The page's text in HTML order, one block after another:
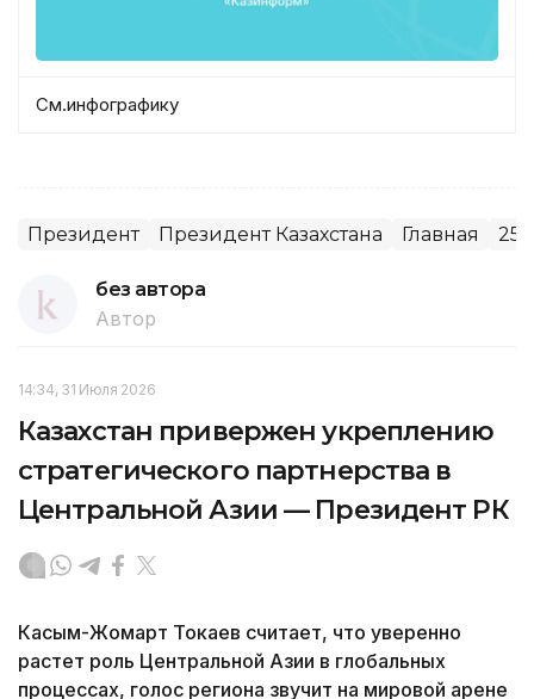
См.инфографику
Президент Президент Казахстана Главная 25-
без автора
Автор
14:34, 31 Июля 2026
Казахстан привержен укреплению
стратегического партнерства в
Центральной Азии — Президент РК
Касым-Жомарт Токаев считает, что уверенно
растет роль Центральной Азии в глобальных
процессах, голос региона звучит на мировой арене